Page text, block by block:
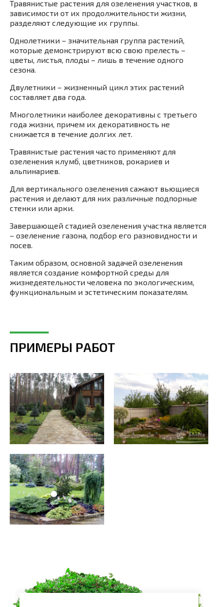
Травянистые растения для озеленения участков, в
зависимости от их продолжительности жизни,
разделяют следующие их группы.
Однолетники – значительная группа растений,
которые демонстрируют всю свою прелесть –
цветы, листья, плоды – лишь в течение одного
сезона.
Двулетники – жизненный цикл этих растений
составляет два года.
Многолетники наиболее декоративны с третьего
года жизни, причем их декоративность не
снижается в течение долгих лет.
Травянистые растения часто применяют для
озеленения клумб, цветников, рокариев и
альпинариев.
Для вертикального озеленения сажают вьющиеся
растения и делают для них различные подпорные
стенки или арки.
Завершающей стадией озеленения участка является
– озеленение газона, подбор его разновидности и
посев.
Таким образом, основной задачей озеленения
является создание комфортной среды для
жизнедеятельности человека по экологическим,
функциональным и эстетическим показателям.
ПРИМЕРЫ РАБОТ